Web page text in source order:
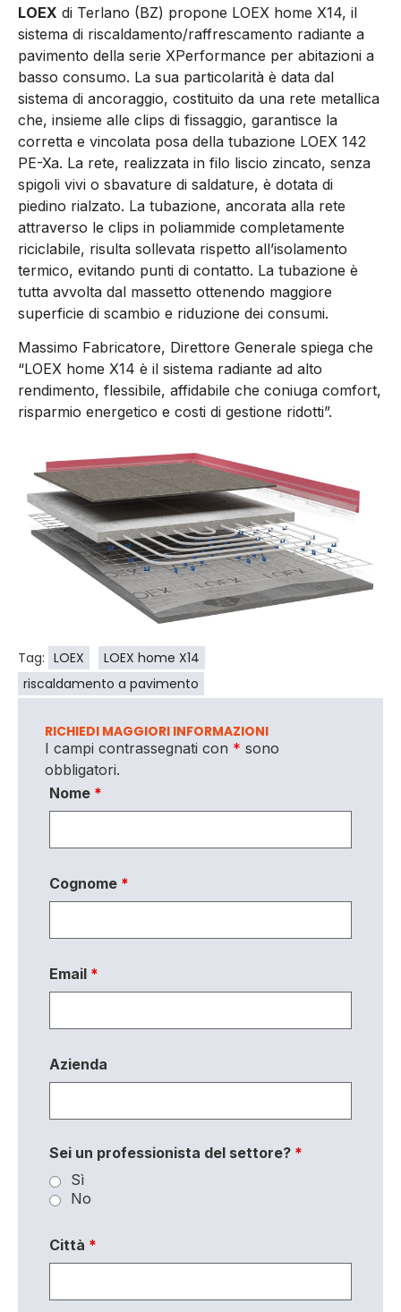
LOEX di Terlano (BZ) propone LOEX home X14, il
sistema di riscaldamento/raffrescamento radiante a
pavimento della serie XPerformance per abitazioni a
basso consumo. La sua particolarità è data dal
sistema di ancoraggio, costituito da una rete metallica
che, insieme alle clips di fissaggio, garantisce la
corretta e vincolata posa della tubazione LOEX 142
PE-Xa. La rete, realizzata in filo liscio zincato, senza
spigoli vivi o sbavature di saldature, è dotata di
piedino rialzato. La tubazione, ancorata alla rete
attraverso le clips in poliammide completamente
riciclabile, risulta sollevata rispetto all’isolamento
termico, evitando punti di contatto. La tubazione è
tutta avvolta dal massetto ottenendo maggiore
superficie di scambio e riduzione dei consumi.
Massimo Fabricatore, Direttore Generale spiega che
“LOEX home X14 è il sistema radiante ad alto
rendimento, flessibile, affidabile che coniuga comfort,
risparmio energetico e costi di gestione ridotti”.
Tag: LOEX
LOEX home X14
riscaldamento a pavimento
RICHIEDI MAGGIORI INFORMAZIONI
I campi contrassegnati con * sono
obbligatori.
Nome *
Cognome *
Email *
Azienda
Sei un professionista del settore? *
Sì
No
Città *